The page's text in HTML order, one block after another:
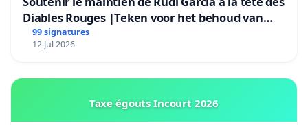
Diables Rouges |Teken voor het behoud van
Rudi Garcia als bondscoach
99 signatures
12 Jul 2026
Taxe égouts Incourt 2026